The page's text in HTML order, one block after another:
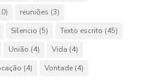
reuniões (3)
Silencio (5) Texto escrito (45)
União (4) Vida (4)
(4) Vontade(4)